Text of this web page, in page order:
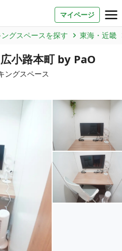
マイページ
グスペース）
ペース）
ム
グスペースを探す 東海・近畿
小路本町 by PaO
ングスペース